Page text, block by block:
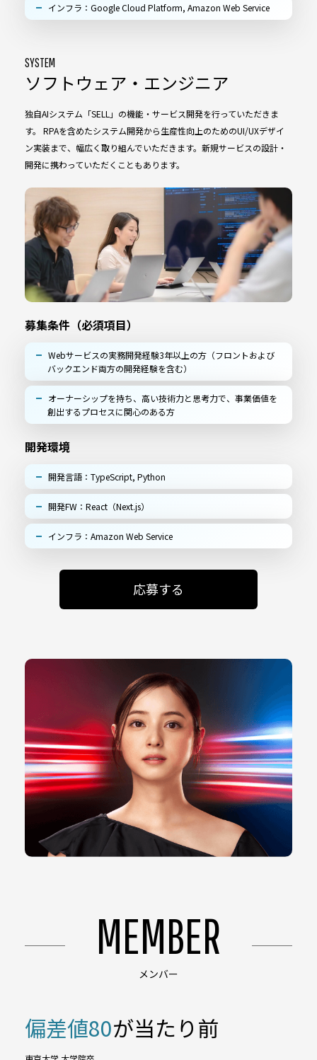
インフラ：Google Cloud Platform, Amazon Web Service
SYSTEM
ソフトウェア・エンジニア
独自AIシステム「SELL」の機能・サービス開発を行っていただきま
す。 RPAを含めたシステム開発から生産性向上のためのUI/UXデザイ
ン実装まで、幅広く取り組んでいただきます。新規サービスの設計・
開発に携わっていただくこともあります。
募集条件（必須項目）
Webサービスの実務開発経験3年以上の方（フロントおよび
バックエンド両方の開発経験を含む）
オーナーシップを持ち、高い技術力と思考力で、事業価値を
創出するプロセスに関心のある方
開発環境
開発言語：TypeScript, Python
開発FW：React（Next.js）
インフラ：Amazon Web Service
応募する
MEMBER
メンバー
偏差値80が当たり前